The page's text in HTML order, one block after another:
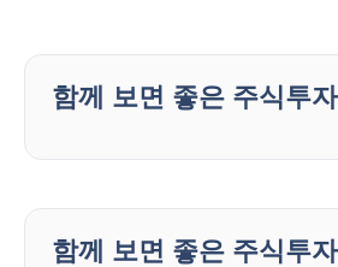
함께 보면 좋은 주식투
함께 보면 좋은 주식투